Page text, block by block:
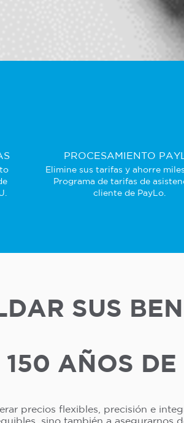
PROCESAMIENTO
Elimine sus tarifas y ahorre
Programa de tarifas de
cliente de PayLo.
SUS
150 AÑOS
precios flexibles, precisión e
sino también a asegurarnos